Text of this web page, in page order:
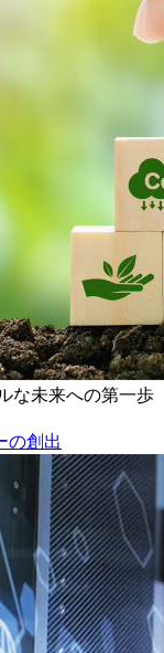
な未来への第一歩
の創出